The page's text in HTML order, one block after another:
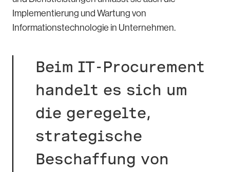
Implementierung und Wartung von
Informationstechnologie in Unternehmen.
Beim IT-Procurement
handelt es sich um
die geregelte,
strategische
Beschaffung von